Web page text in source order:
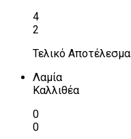
4
2
Τελικό Αποτέλεσμα
Λαμία
Καλλιθέα
0
0